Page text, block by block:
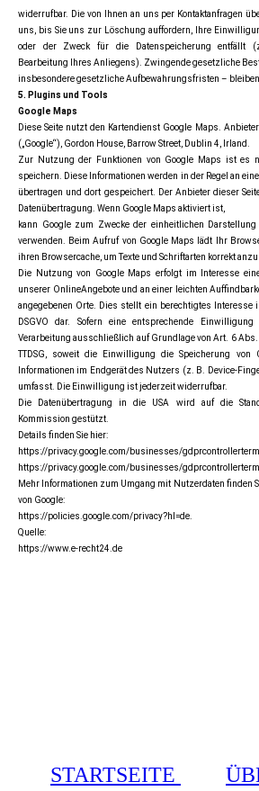
widerrufbar. Die von Ihnen an uns per Kontaktanfragen
uns, bis Sie uns zur Löschung auffordern, Ihre
oder der Zweck für die Datenspeicherung entfällt
Bearbeitung Ihres Anliegens). Zwingende gesetzliche
insbesondere gesetzliche Aufbewahrungsfristen –
5. Plugins und Tools
Google Maps
Diese Seite nutzt den Kartendienst Google Maps.
(„Google“), Gordon House, Barrow Street, Dublin 4, Irland.
Zur Nutzung der Funktionen von Google Maps ist es
speichern. Diese Informationen werden in der Regel an
übertragen und dort gespeichert. Der Anbieter dieser
Datenübertragung. Wenn Google Maps aktiviert ist,
kann Google zum Zwecke der einheitlichen
verwenden. Beim Aufruf von Google Maps lädt Ihr
ihren Browsercache, um Texte und Schriftarten korrekt
Die Nutzung von Google Maps erfolgt im Interesse
unserer OnlineAngebote und an einer leichten
angegebenen Orte. Dies stellt ein berechtigtes
DSGVO dar. Sofern eine entsprechende
Verarbeitung ausschließlich auf Grundlage von Art. 6 Abs.
TTDSG, soweit die Einwilligung die Speicherung von
Informationen im Endgerät des Nutzers (z. B. Device-
umfasst. Die Einwilligung ist jederzeit widerrufbar.
Die Datenübertragung in die USA wird auf die
Kommission gestützt.
Details finden Sie hier:
https://privacy.google.com/businesses/
https://privacy.google.com/businesses/
Mehr Informationen zum Umgang mit Nutzerdaten finden
von Google:
https://policies.google.com/privacy?hl=de.
Quelle:
https://www.e-recht24.de
STARTSEITE